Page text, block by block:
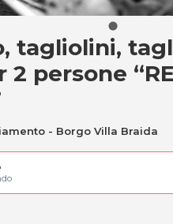
tagliolini,
tagliolini,
2 persone
- Borgo Villa Braida